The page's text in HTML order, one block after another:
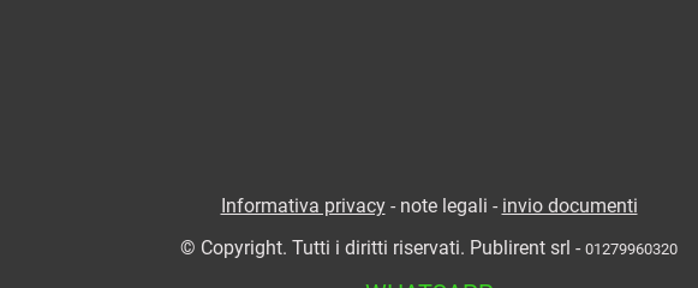
Informativa privacy- note legali - invio documenti
© Copyright. Tutti i diritti riservati. Publirent srl - 01279960320